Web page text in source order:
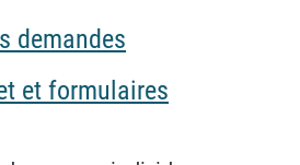
demandes
et formulaires